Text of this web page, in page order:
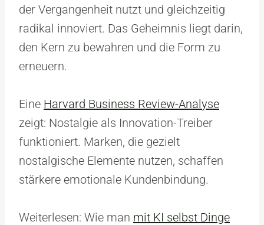
der Vergangenheit nutzt und gleichzeitig
radikal innoviert. Das Geheimnis liegt darin,
den Kern zu bewahren und die Form zu
erneuern.
Eine Harvard Business Review-Analyse
zeigt: Nostalgie als Innovation-Treiber
funktioniert. Marken, die gezielt
nostalgische Elemente nutzen, schaffen
stärkere emotionale Kundenbindung.
Weiterlesen: Wie man mit KI selbst Dinge